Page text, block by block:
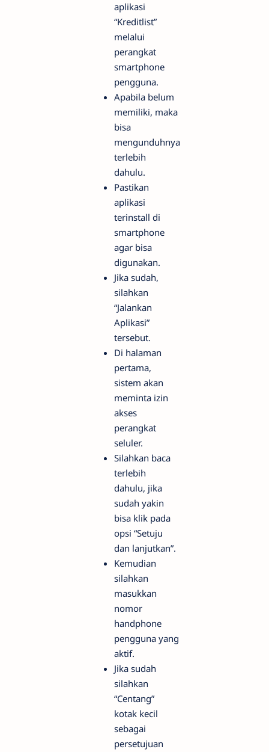
aplikasi
“Kreditlist”
melalui
perangkat
smartphone
pengguna.
Apabila belum
memiliki, maka
bisa
mengunduhnya
terlebih
dahulu.
Pastikan
aplikasi
terinstall di
smartphone
agar bisa
digunakan.
Jika sudah,
silahkan
“Jalankan
Aplikasi”
tersebut.
Di halaman
pertama,
sistem akan
meminta izin
akses
perangkat
seluler.
Silahkan baca
terlebih
dahulu, jika
sudah yakin
bisa klik pada
opsi “Setuju
dan lanjutkan”.
Kemudian
silahkan
masukkan
nomor
handphone
pengguna yang
aktif.
Jika sudah
silahkan
“Centang”
kotak kecil
sebagai
persetujuan